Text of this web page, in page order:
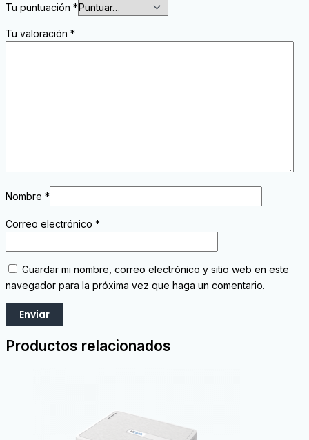
Tu puntuación *
Tu valoración *
Nombre *
Correo electrónico *
Guardar mi nombre, correo electrónico y sitio web en este
navegador para la próxima vez que haga un comentario.
Productos relacionados